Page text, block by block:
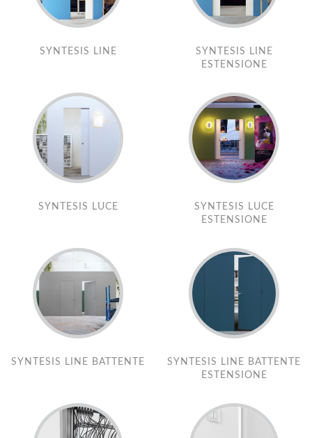
SYNTESIS LINE
SYNTESIS LINE
ESTENSIONE
SYNTESIS LUCE
SYNTESIS LUCE
ESTENSIONE
SYNTESIS LINE BATTENTE
SYNTESIS LINE BATTENTE
ESTENSIONE